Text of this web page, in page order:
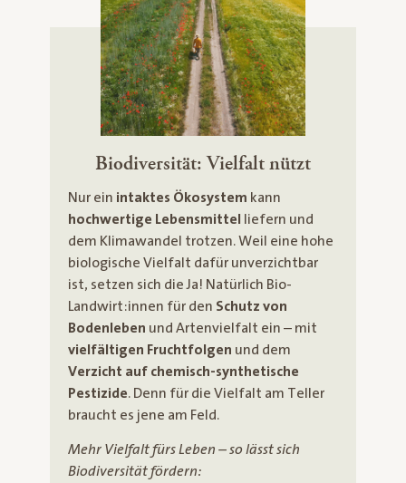
Biodiversität: Vielfalt nützt
Nur ein intaktes Ökosystem kann
hochwertige Lebensmittel
liefern und
dem Klimawandel trotzen. Weil eine hohe
biologische Vielfalt dafür unverzichtbar
ist, setzen sich die Ja! Natürlich Bio-
Landwirt:innen für den Schutz von
Bodenleben und Artenvielfalt ein – mit
vielfältigen Fruchtfolgen und dem
Verzicht auf chemisch-synthetische
Pestizide. Denn für die Vielfalt am Teller
braucht es jene am Feld.
Mehr Vielfalt fürs Leben – so lässt sich
Biodiversität fördern: